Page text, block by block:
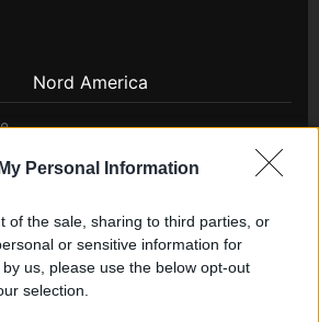
Personal Information
of the sale, sharing to third parties, or
or sensitive information for
us, please use the below opt-out
selection.
Nord America